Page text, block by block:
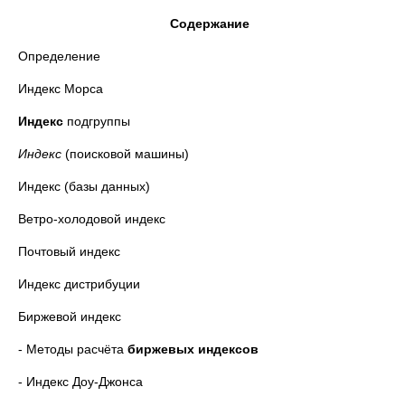
Содержание
Определение
Индекс Морса
Индекс подгруппы
Индекс (поисковой машины)
Индекс (базы данных)
Ветро-холодовой индекс
Почтовый индекс
Индекс дистрибуции
Биржевой индекс
- Методы расчёта биржевых индексов
- Индекс Доу-Джонса